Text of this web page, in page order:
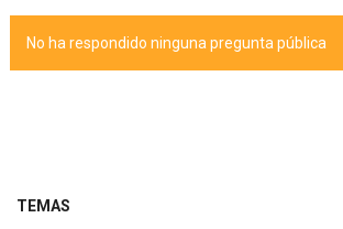
No ha respondido ninguna pregunta pública
TEMAS